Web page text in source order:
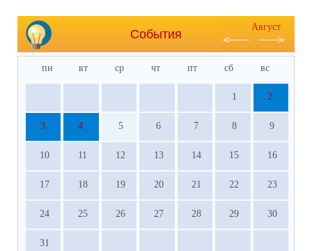
События
Август
пн вт ср чт пт сб вс
1 2
3 4 5 6 7 8 9
10 11 12 13 14 15 16
17 18 19 20 21 22 23
24 25 26 27 28 29 30
31